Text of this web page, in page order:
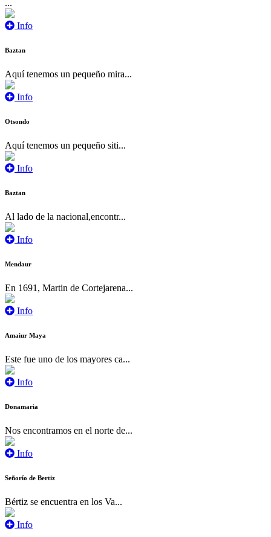
...
Info
Baztan
Aquí tenemos un pequeño mira...
Info
Otsondo
Aquí tenemos un pequeño siti...
Info
Baztan
Al lado de la nacional,encontr...
Info
Mendaur
En 1691, Martin de Cortejarena...
Info
Amaiur Maya
Este fue uno de los mayores ca...
Info
Donamaria
Nos encontramos en el norte de...
Info
Señorío de Bertiz
Bértiz se encuentra en los Va...
Info